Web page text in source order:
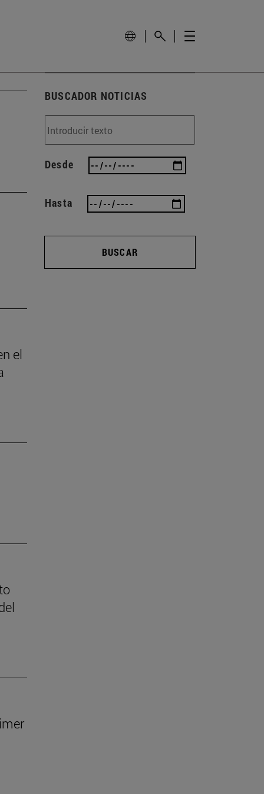
el
BUSCADOR NOTICIAS
Desde
Hasta
BUSCAR